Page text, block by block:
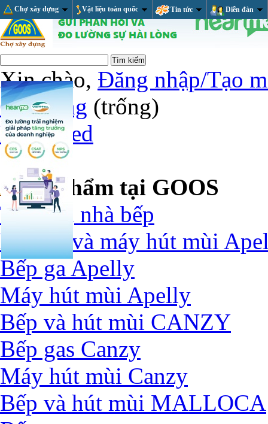
Chợ xây dựng Vật liệu toàn quốc Tin tức Diễn đàn
Xin chào, Đăng nhập/Tạo
Giỏ hàng (trống)
RSS Feed
Sản phẩm tại GOOS
Thiết bị nhà bếp
Bếp ga và máy hút mùi
Bếp ga Apelly
Máy hút mùi Apelly
Bếp và hút mùi CANZY
Bếp gas Canzy
Máy hút mùi Canzy
Bếp và hút mùi MALLOCA